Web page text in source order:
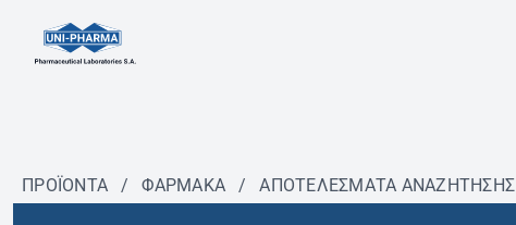
ΠΡΟΪΟΝΤΑ / ΦΆΡΜΑΚΑ / ΑΠΟΤΕΛΕΣΜΑΤΑ ΑΝΑΖΗΤΗΣΗΣ